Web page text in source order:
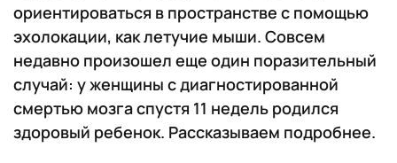
ориентироваться в пространстве с помощью
эхолокации, как летучие мыши. Совсем
недавно произошел еще один поразительный
случай: у женщины с диагностированной
смертью мозга спустя 11 недель родился
здоровый ребенок. Рассказываем подробнее.